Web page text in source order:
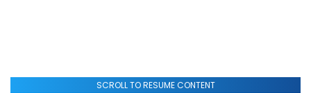
SCROLL TO RESUME CONTENT